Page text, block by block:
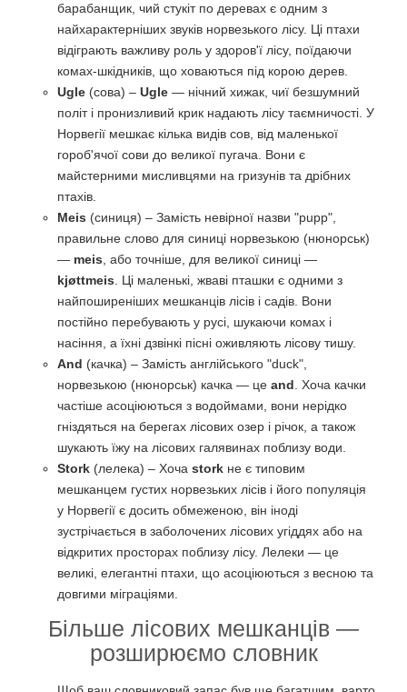
барабанщик, чий стукіт по деревах є одним з
найхарактерніших звуків норвезького лісу. Ці птахи
відіграють важливу роль у здоров'ї лісу, поїдаючи
комах-шкідників, що ховаються під корою дерев.
Ugle (сова) – Ugle — нічний хижак, чиї безшумний
політ і пронизливий крик надають лісу таємничості. У
Норвегії мешкає кілька видів сов, від маленької
гороб'ячої сови до великої пугача. Вони є
майстерними мисливцями на гризунів та дрібних
птахів.
Meis (синиця) – Замість невірної назви "pupp",
правильне слово для синиці норвезькою (нюнорськ)
— meis, або точніше, для великої синиці —
kjøttmeis. Ці маленькі, жваві пташки є одними з
найпоширеніших мешканців лісів і садів. Вони
постійно перебувають у русі, шукаючи комах і
насіння, а їхні дзвінкі пісні оживляють лісову тишу.
And (качка) – Замість англійського "duck",
норвезькою (нюнорськ) качка — це and. Хоча качки
частіше асоціюються з водоймами, вони нерідко
гніздяться на берегах лісових озер і річок, а також
шукають їжу на лісових галявинах поблизу води.
Stork (лелека) – Хоча stork не є типовим
мешканцем густих норвезьких лісів і його популяція
у Норвегії є досить обмеженою, він іноді
зустрічається в заболочених лісових угіддях або на
відкритих просторах поблизу лісу. Лелеки — це
великі, елегантні птахи, що асоціюються з весною та
довгими міграціями.
Більше лісових мешканців —
розширюємо словник